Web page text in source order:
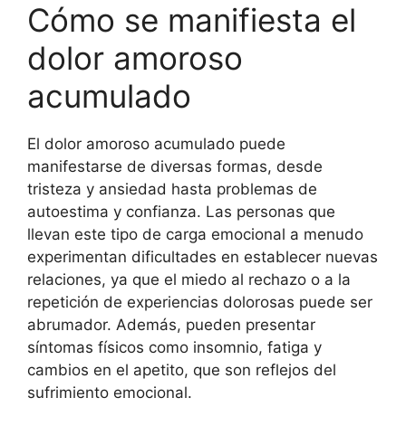
Cómo se manifiesta el
dolor amoroso
acumulado
El dolor amoroso acumulado puede
manifestarse de diversas formas, desde
tristeza y ansiedad hasta problemas de
autoestima y confianza. Las personas que
llevan este tipo de carga emocional a menudo
experimentan dificultades en establecer nuevas
relaciones, ya que el miedo al rechazo o a la
repetición de experiencias dolorosas puede ser
abrumador. Además, pueden presentar
síntomas físicos como insomnio, fatiga y
cambios en el apetito, que son reflejos del
sufrimiento emocional.